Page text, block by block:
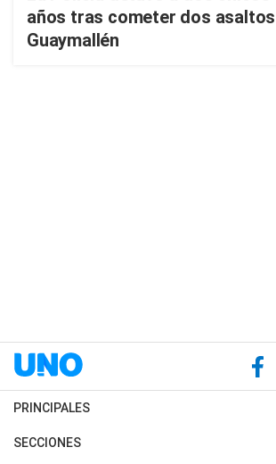
años tras cometer dos
Guaymallén
PRINCIPALES
Últimas Noticias
SECCIONES